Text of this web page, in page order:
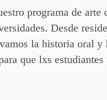
programa de
Desde
la historia oral
que lxs